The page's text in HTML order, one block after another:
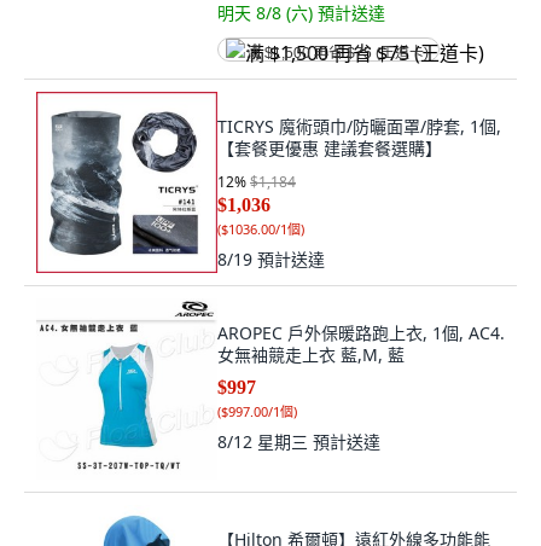
明天 8/8 (六) 預計送達
满 $1,500 再省 $75 (王道卡)
TICRYS 魔術頭巾/防曬面罩/脖套, 1個,
【套餐更優惠 建議套餐選購】
12%$1,184
$1,036
($1036.00/1個)
8/19 預計送達
AROPEC 戶外保暖路跑上衣, 1個, AC4.
女無袖競走上衣 藍,M, 藍
$997
($997.00/1個)
8/12 星期三 預計送達
【Hilton 希爾頓】遠紅外線多功能能